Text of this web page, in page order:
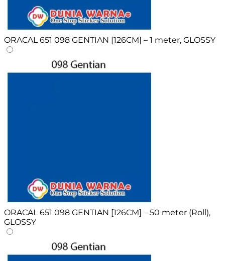
ORACAL 651 098 GENTIAN [126CM] – 1 meter, GLOSSY
ORACAL 651 098 GENTIAN [126CM] – 50 meter (Roll),
GLOSSY